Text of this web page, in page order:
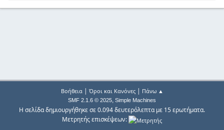
Βοήθεια| Όροι και Κανόνες| Πάνω ▲
SMF 2.1.6 © 2025, Simple Machines
Η σελίδα δημιουργήθηκε σε 0.094 δευτερόλεπτα με 15 ερωτήματα.
Μετρητής επισκέψεων: